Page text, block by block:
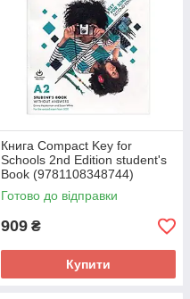
Книга Compact Key for
Schools 2nd Edition student's
Book (9781108348744)
Cambridge University Press
Готово до відправки
909 ₴
Купити